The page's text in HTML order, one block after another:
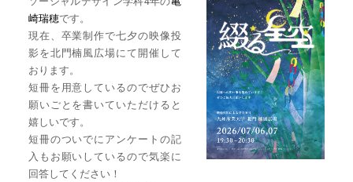
崎瑞穂です。
現在、卒業制作で七夕の映像投
影を北門楠風広場にて開催して
おります。
短冊を用意しているのでぜひお
願いごとを書いていただけると
嬉しいです。
短冊のついでにアンケートの記
入もお願いしているので気楽に
回答してください！